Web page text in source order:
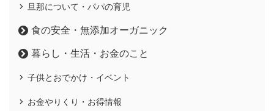
旦那について・パパの育児
食の安全・無添加オーガニック
暮らし・生活・お金のこと
子供とおでかけ・イベント
お金やりくり・お得情報